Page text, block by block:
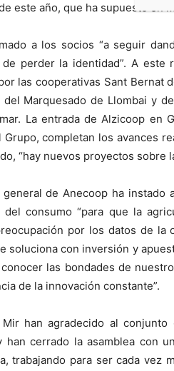
este año, que ha supuesto en
a los socios “a seguir
de perder la identidad”. A este
las cooperativas Sant Bernat
del Marquesado de Llombai y
La entrada de Alzicoop en
Grupo, completan los avances
“hay nuevos proyectos sobre
de Anecoop ha
del consumo “para que la
por los datos de la
soluciona con inversión y
las bondades de
de la innovación constante”.
han agradecido al
han cerrado la asamblea con
trabajando para ser cada vez